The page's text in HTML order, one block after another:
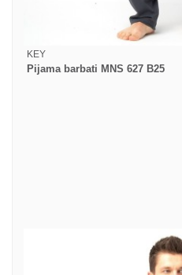
KEY
Pijama barbati MNS 627 B25